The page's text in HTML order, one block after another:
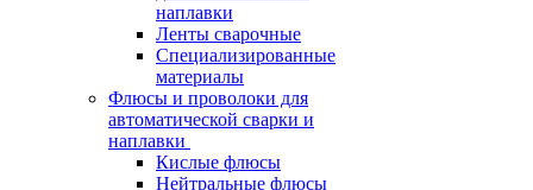
наплавки
Ленты сварочные
Специализированные
материалы
Флюсы и проволоки для
автоматической сварки и
наплавки
Кислые флюсы
Нейтральные флюсы